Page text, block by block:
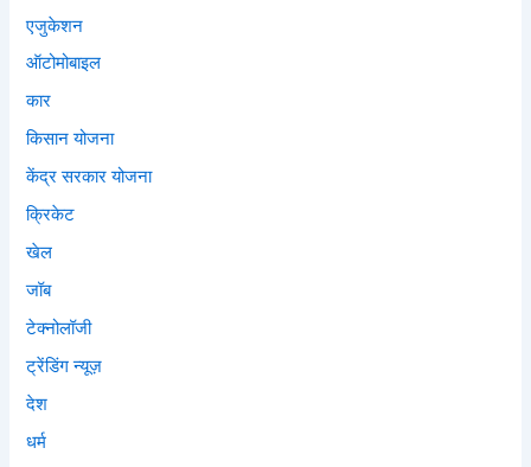
एजुकेशन
ऑटोमोबाइल
कार
किसान योजना
केंद्र सरकार योजना
क्रिकेट
खेल
जॉब
टेक्नोलॉजी
ट्रेंडिंग न्यूज़
देश
धर्म